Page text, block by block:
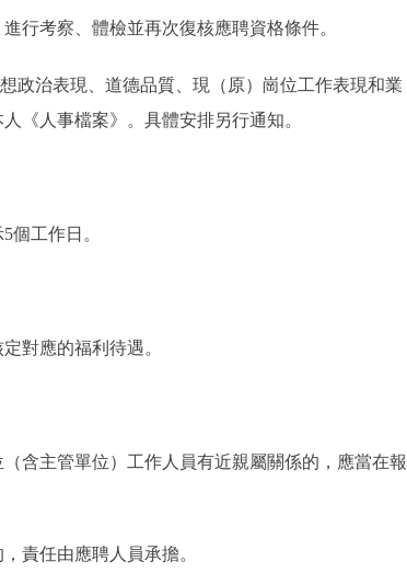
考察、體檢並再次復核應聘資格條件。
治表現、道德品質、現（原）崗位工作表現和業
《人事檔案》。具體安排另行通知。
工作日。
對應的福利待遇。
主管單位）工作人員有近親屬關係的，應當在報
責任由應聘人員承擔。